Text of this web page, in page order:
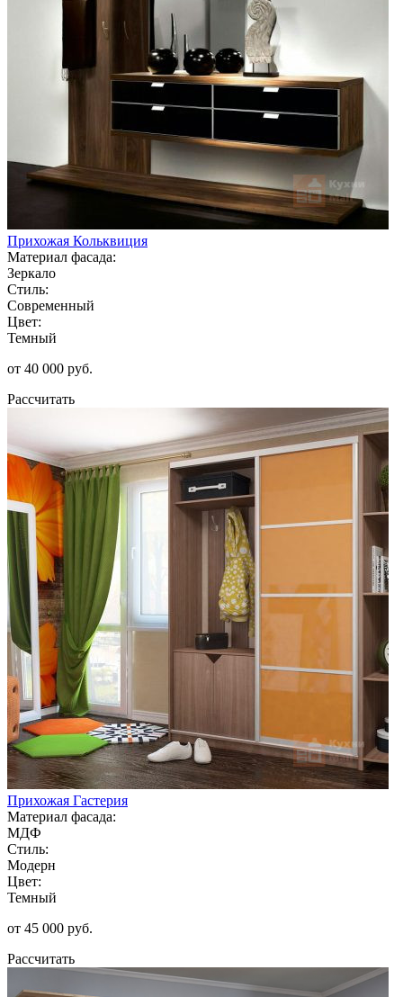
Прихожая Кольквиция
Материал фасада:
Зеркало
Стиль:
Современный
Цвет:
Темный
от 40 000 руб.
Рассчитать
Прихожая Гастерия
Материал фасада:
МДФ
Стиль:
Модерн
Цвет:
Темный
от 45 000 руб.
Рассчитать